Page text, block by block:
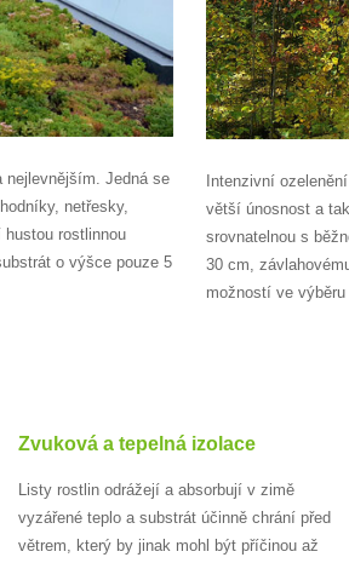
nejlevnějším. Jedná se
netřesky,
rostlinnou
o výšce pouze 5
Intenzivní
větší únosnost a
srovnatelnou s
30 cm,
možností ve výběru
Zvuková a tepelná izolace
Listy rostlin odrážejí a absorbují v zimě
vyzářené teplo a substrát účinně chrání před
větrem, který by jinak mohl být příčinou až